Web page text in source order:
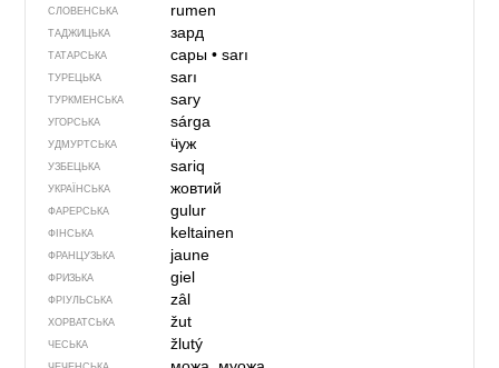
СЛОВЕНСЬКА rumen
ТАДЖИЦЬКА зард
ТАТАРСЬКА сары• sarı
ТУРЕЦЬКА sarı
ТУРКМЕНСЬКА sary
УГОРСЬКА sárga
УДМУРТСЬКА ӵуж
УЗБЕЦЬКА sariq
УКРАЇНСЬКА жовтий
ФАРЕРСЬКА gulur
ФІНСЬКА keltainen
ФРАНЦУЗЬКА jaune
ФРИЗЬКА giel
ФРІУЛЬСЬКА zâl
ХОРВАТСЬКА žut
ЧЕСЬКА žlutý